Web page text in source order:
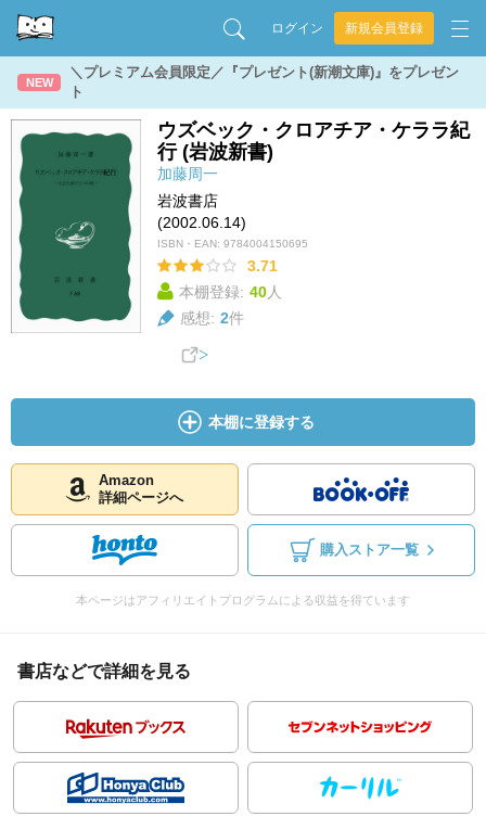
ログイン 新規会員登録
NEW
＼プレミアム会員限定／『プレゼント(新潮文庫)』をプレゼン
ト
ウズベック・クロアチア・ケララ紀
行 (岩波新書)
加藤周一
岩波書店
(2002.06.14)
ISBN・EAN: 9784004150695
3.71
本棚登録: 40人
感想: 2件
本棚に登録する
Amazon
詳細ページへ
購入ストア一覧
本ページはアフィリエイトプログラムによる収益を得ています
書店などで詳細を見る